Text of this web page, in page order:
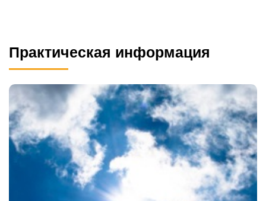
Практическая информация